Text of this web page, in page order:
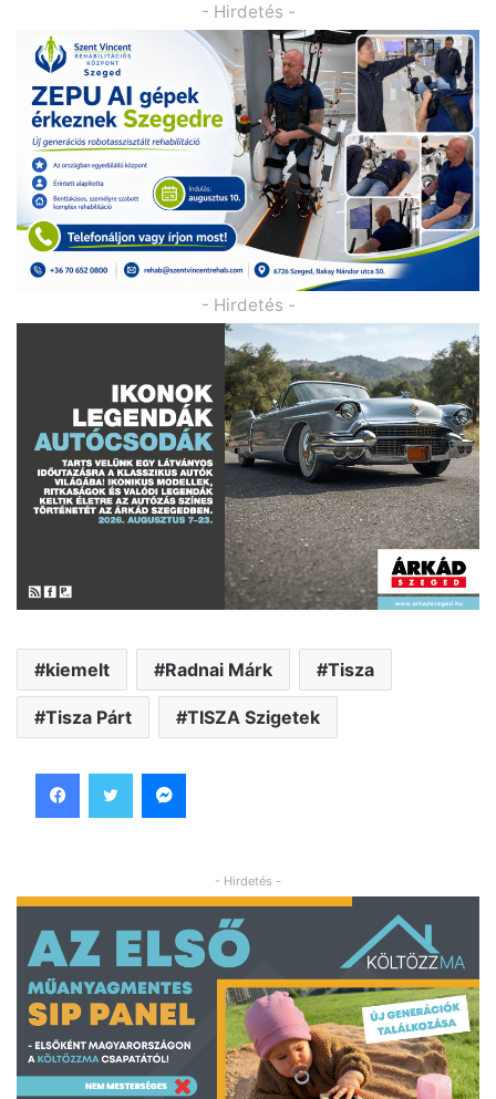
- Hirdetés -
- Hirdetés -
kiemelt Radnai Márk Tisza
Tisza Párt TISZA Szigetek
- Hirdetés -